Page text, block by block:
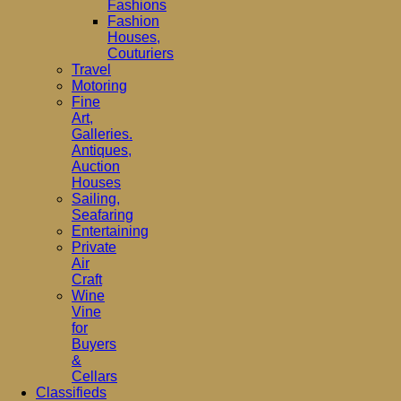
Fashions
Fashion
Houses,
Couturiers
Travel
Motoring
Fine
Art,
Galleries.
Antiques,
Auction
Houses
Sailing,
Seafaring
Entertaining
Private
Air
Craft
Wine
Vine
for
Buyers
&
Cellars
Classifieds